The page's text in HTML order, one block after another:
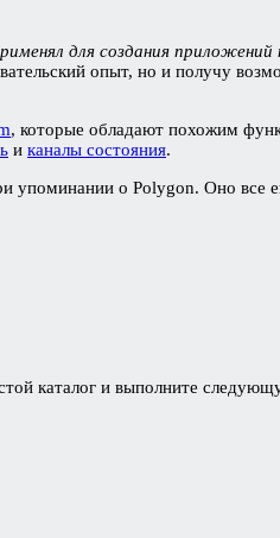
для создания приложений
опыт, но и получу
, которые обладают похожим
и каналы состояния.
упоминании о Polygon. Оно все
каталог и выполните